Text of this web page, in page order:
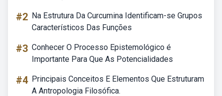
#2 Na Estrutura Da Curcumina Identificam-se Grupos
Característicos Das Funções
#3 Conhecer O Processo Epistemológico é
Importante Para Que As Potencialidades
#4 Principais Conceitos E Elementos Que Estruturam
A Antropologia Filosófica.